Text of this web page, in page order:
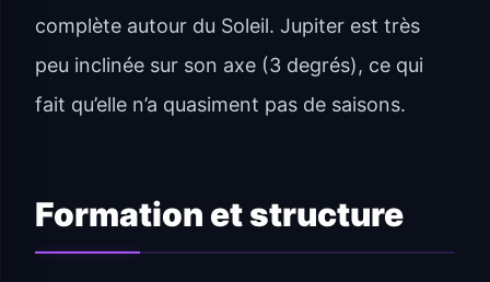
complète autour du Soleil. Jupiter est très
peu inclinée sur son axe (3 degrés), ce qui
fait qu’elle n’a quasiment pas de saisons.
Formation et structure